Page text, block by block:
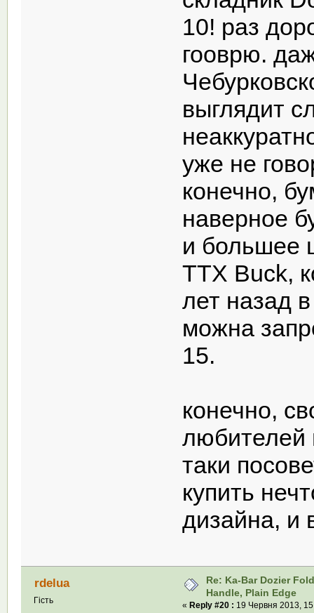
10! раз
гооврю.
выглядит
уже не
конечно,
наверное
и большее
ТТХ Buck,
лет назад
можна
15.
конечно,
любителей
таки
купить
дизайна, и
rdelua
Гість
Re: Ka-Bar Dozier
Handle, Plain Edge
« Reply #20 : 19 Червня 2013,